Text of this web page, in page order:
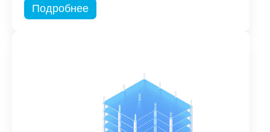
Подробнее